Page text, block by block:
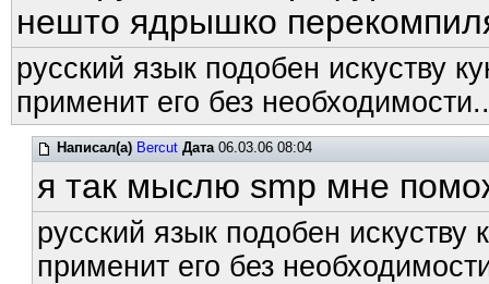
нешто ядрышко
русский язык подобен искуству
применит его без
Написал(а) Bercut Дата06.03.06 08:04
я так мыслю smp мне
русский язык подобен
применит его без